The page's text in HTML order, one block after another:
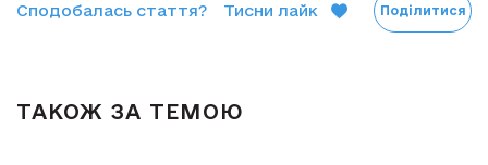
Сподобалась стаття? Тисни лайк Поділитися
ТАКОЖ ЗА ТЕМОЮ